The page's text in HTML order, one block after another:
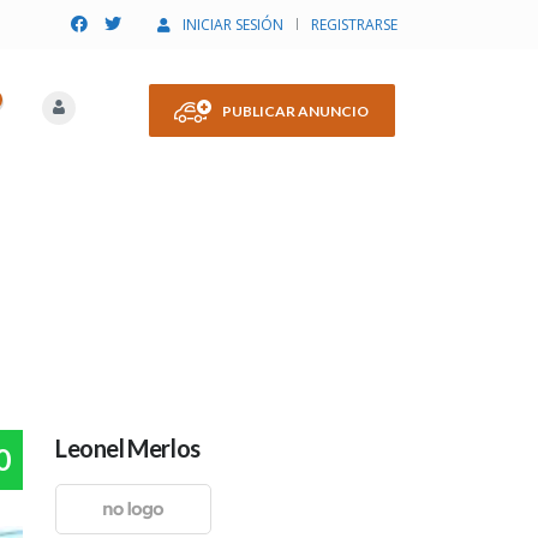
INICIAR SESIÓN REGISTRARSE
PUBLICAR ANUNCIO
Leonel Merlos